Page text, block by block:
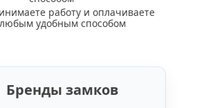
работу и оплачиваете
любым удобным способом
Бренды замков